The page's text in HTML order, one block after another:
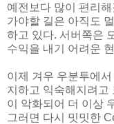
예전보다 많이 편리
가야할 길은 아직도
하고 있다. 서버쪽은
수익을 내기 어려운
이제 겨우 우분투에
지하고 익숙해지려고
이 악화되어 더 이상
그러면 다시 밋밋한